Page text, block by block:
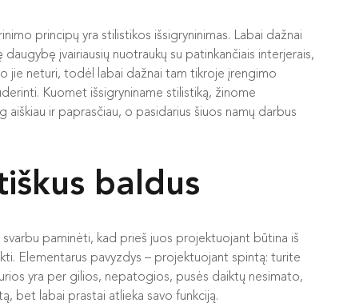
principų yra stilistikos išsigryninimas. Labai dažnai
įvairiausių nuotraukų su patinkančiais interjerais,
jie neturi, todėl labai dažnai tam tikroje įrengimo
Kuomet išsigryniname stilistiką, žinome
ir paprasčiau, o pasidarius šiuos namų darbus
baldus
paminėti, kad prieš juos projektuojant būtina iš
Elementarus pavyzdys – projektuojant spintą: turite
yra per gilios, nepatogios, pusės daiktų nesimato,
bet labai prastai atlieka savo funkciją.